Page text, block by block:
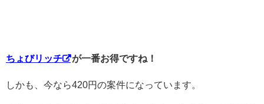
ちょびリッチ が一番お得ですね！
しかも、今なら420円の案件になっています。